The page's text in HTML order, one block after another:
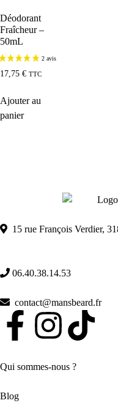
Déodorant
Fraîcheur –
50mL
17,75 € TTC
Ajouter au
panier
15 rue François Verdier,
06.40.38.14.53
contact@mansbeard.fr
Qui sommes-nous ?
Blog